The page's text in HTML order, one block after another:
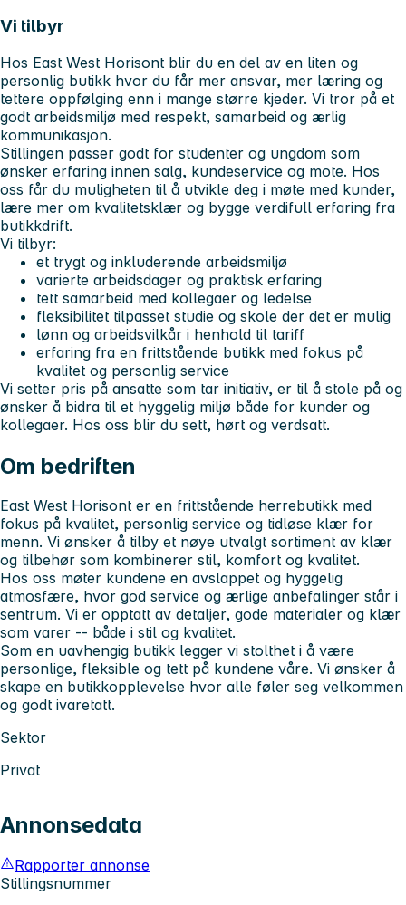
Vi tilbyr
Hos East West Horisont blir du en del av en liten og
personlig butikk hvor du får mer ansvar, mer læring og
tettere oppfølging enn i mange større kjeder. Vi tror på et
godt arbeidsmiljø med respekt, samarbeid og ærlig
kommunikasjon.
Stillingen passer godt for studenter og ungdom som
ønsker erfaring innen salg, kundeservice og mote. Hos
oss får du muligheten til å utvikle deg i møte med kunder,
lære mer om kvalitetsklær og bygge verdifull erfaring fra
butikkdrift.
Vi tilbyr:
et trygt og inkluderende arbeidsmiljø
varierte arbeidsdager og praktisk erfaring
tett samarbeid med kollegaer og ledelse
fleksibilitet tilpasset studie og skole der det er mulig
lønn og arbeidsvilkår i henhold til tariff
erfaring fra en frittstående butikk med fokus på
kvalitet og personlig service
Vi setter pris på ansatte som tar initiativ, er til å stole på og
ønsker å bidra til et hyggelig miljø både for kunder og
kollegaer. Hos oss blir du sett, hørt og verdsatt.
Om bedriften
East West Horisont er en frittstående herrebutikk med
fokus på kvalitet, personlig service og tidløse klær for
menn. Vi ønsker å tilby et nøye utvalgt sortiment av klær
og tilbehør som kombinerer stil, komfort og kvalitet.
Hos oss møter kundene en avslappet og hyggelig
atmosfære, hvor god service og ærlige anbefalinger står i
sentrum. Vi er opptatt av detaljer, gode materialer og klær
som varer -- både i stil og kvalitet.
Som en uavhengig butikk legger vi stolthet i å være
personlige, fleksible og tett på kundene våre. Vi ønsker å
skape en butikkopplevelse hvor alle føler seg velkommen
og godt ivaretatt.
Sektor
Privat
Annonsedata
Rapporter annonse
Stillingsnummer